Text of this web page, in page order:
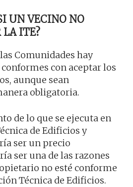
UN VECINO NO
LA ITE?
Comunidades hay
con aceptar los
aunque sean
obligatoria.
de lo que se ejecuta en
de Edificios y
ser un precio
ser una de las razones
no esté conforme
Técnica de Edificios.